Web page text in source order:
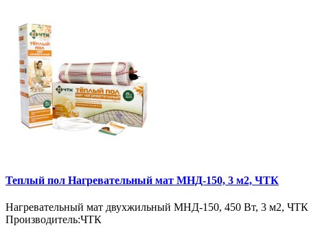
Теплый пол Нагревательный мат МНД-150, 3 м2, ЧТК
Нагревательный мат двухжильный МНД-150, 450 Вт, 3 м2, ЧТК
Производитель:ЧТК